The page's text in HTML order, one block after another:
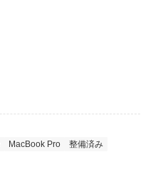
MacBook Pro 整備済み